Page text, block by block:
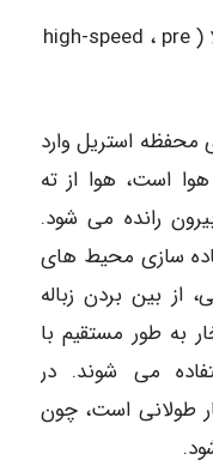
اتوکلاو تحت خلاء با سرعت بالا ( high-speed ، pre
محفظه استریل وارد
است، هوا از ته
رانده می شود.
سازی محیط های
از بین بردن زباله
به طور مستقیم با
می شوند. در
طولانی است، چون